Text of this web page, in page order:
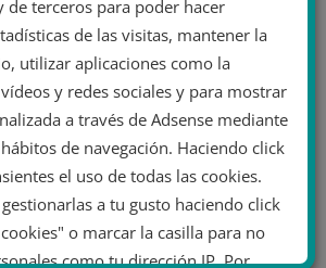
presossin agresiones contra los
general, los internos han entendido la
en todo el país y las
por el gobierno de coalición
Sánchezpara contrarrestar la
físico con el exterior han
en la ‘Nueva
de terceros para poder hacer
de las visitas, mantener la
utilizar aplicaciones como la
y redes sociales y para mostrar
a través de Adsense mediante
de navegación. Haciendo click
el uso de todas las cookies.
a tu gusto haciendo click
o marcar la casilla para no
como tu dirección IP. Por